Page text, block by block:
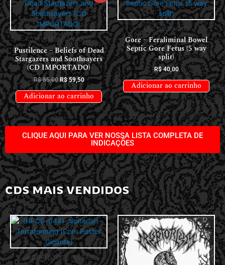
CDS INTERNACIONAIS
Pustilence – Beliefs of Dead
Stargazers and Soothsayers
(CD IMPORTADO)
R$85,00 R$59,50
Adicionar ao carrinho
CDS NACIONAIS
Gore – Feraliminal Bowel
Septic Gore Fetus (5 way
split)
R$40,00
Adicionar ao carrinho
CLIQUE AQUI PARA VER NOSSA LISTA COMPLETA DE
INDICAÇÕES
CDS MAIS VENDIDOS
LANÇAMENTOS // RELEASES